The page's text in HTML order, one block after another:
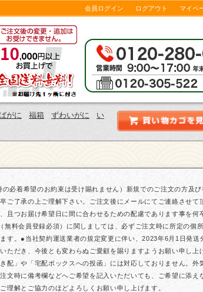
マイペ
ログアウト
会員ログイン
がに 福箱 ずわいがに
い
必着希望のお約束は受け賜れません）新規でのご注文の方及
了承の上ご理解下さい。ご注文後にメールにてご連絡させて
つお届け希望日に間に合わせるための配慮であります事を何
料会員登録必須）に関しましては、必ずご注文時に所定の個
す。●当社契約運送業者の規定変更に伴い、2023年6月1日発送
だき、今後とも変わらぬご愛顧を賜りますようお願い申し上
」や「宅配ボックスへの投函」には対応しておりません。外
時に備考欄などへご希望を記入いただいても、ご希望に添え
理解とご協力のほどよろしくお願い申し上げます。